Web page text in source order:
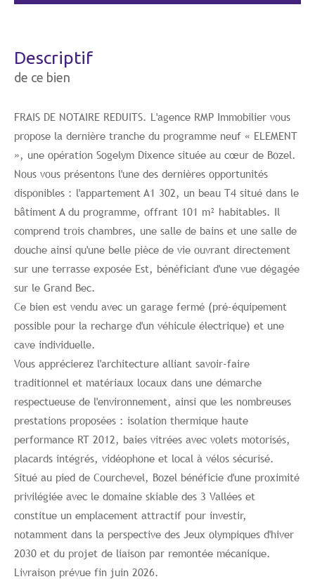
descriptif
de ce bien
FRAIS DE NOTAIRE REDUITS. L'agence RMP Immobilier vous
propose la dernière tranche du programme neuf « ELEMENT
», une opération Sogelym Dixence située au cœur de Bozel.
Nous vous présentons l'une des dernières opportunités
disponibles : l'appartement A1 302, un beau T4 situé dans le
bâtiment A du programme, offrant 101 m² habitables. Il
comprend trois chambres, une salle de bains et une salle de
douche ainsi qu'une belle pièce de vie ouvrant directement
sur une terrasse exposée Est, bénéficiant d'une vue dégagée
sur le Grand Bec.
Ce bien est vendu avec un garage fermé (pré-équipement
possible pour la recharge d'un véhicule électrique) et une
cave individuelle.
Vous apprécierez l'architecture alliant savoir-faire
traditionnel et matériaux locaux dans une démarche
respectueuse de l'environnement, ainsi que les nombreuses
prestations proposées : isolation thermique haute
performance RT 2012, baies vitrées avec volets motorisés,
placards intégrés, vidéophone et local à vélos sécurisé.
Situé au pied de Courchevel, Bozel bénéficie d'une proximité
privilégiée avec le domaine skiable des 3 Vallées et
constitue un emplacement attractif pour investir,
notamment dans la perspective des Jeux olympiques d'hiver
2030 et du projet de liaison par remontée mécanique.
Livraison prévue fin juin 2026.